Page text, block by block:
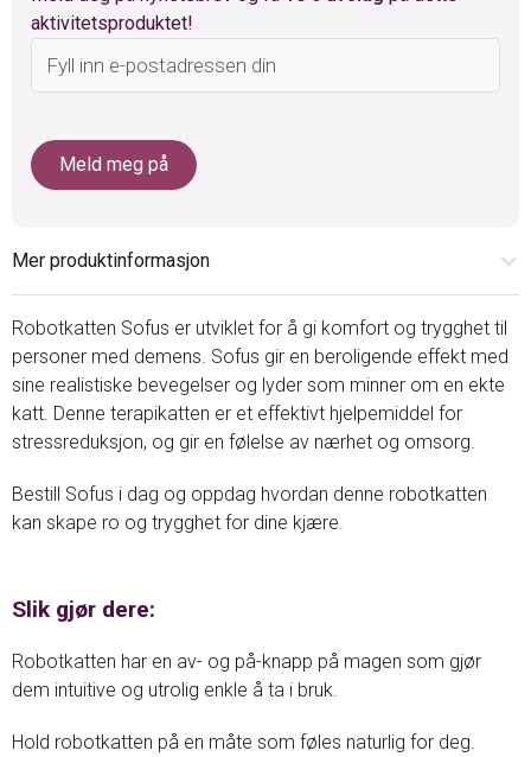
aktivitetsproduktet!
Mer produktinformasjon
Robotkatten Sofus er utviklet for å gi komfort og trygghet til
personer med demens. Sofus gir en beroligende effekt med
sine realistiske bevegelser og lyder som minner om en ekte
katt. Denne terapikatten er et effektivt hjelpemiddel for
stressreduksjon, og gir en følelse av nærhet og omsorg.
Bestill Sofus i dag og oppdag hvordan denne robotkatten
kan skape ro og trygghet for dine kjære.
Slik gjør dere:
Robotkatten har en av- og på-knapp på magen som gjør
dem intuitive og utrolig enkle å ta i bruk.
Hold robotkatten på en måte som føles naturlig for deg.